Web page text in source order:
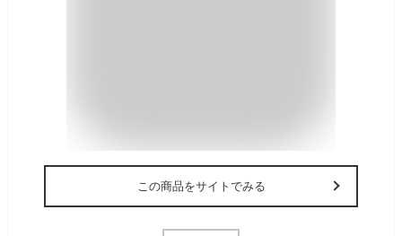
この商品をサイトでみる